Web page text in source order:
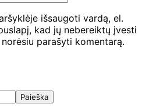
išsaugoti vardą, el.
kad jų nebereiktų įvesti
parašyti komentarą.
Paieška